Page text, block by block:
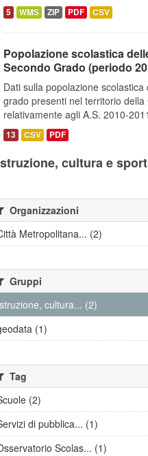
5 WMS ZIP PDF CSV
Popolazione scolastica
Secondo Grado (periodo
Dati sulla popolazione
grado presenti nel territorio
relativamente agli A.S. 2010-
13 CSV PDF
cultura e sport
Organizzazioni
Metropolitana... (2)
Gruppi
cultura... (2)
(1)
Tag
(2)
di pubblica... (1)
Scolas... (1)